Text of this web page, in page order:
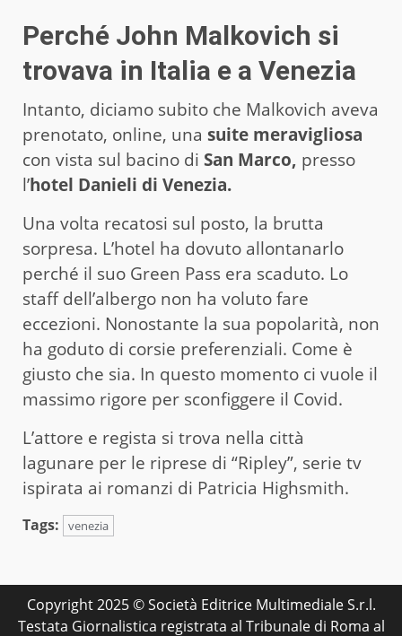
Perché John Malkovich si
trovava in Italia e a Venezia
Intanto, diciamo subito che Malkovich aveva
prenotato, online, una suite meravigliosa
con vista sul bacino di San Marco, presso
l’hotel Danieli di Venezia.
Una volta recatosi sul posto, la brutta
sorpresa. L’hotel ha dovuto allontanarlo
perché il suo Green Pass era scaduto. Lo
staff dell’albergo non ha voluto fare
eccezioni. Nonostante la sua popolarità, non
ha goduto di corsie preferenziali. Come è
giusto che sia. In questo momento ci vuole il
massimo rigore per sconfiggere il Covid.
L’attore e regista si trova nella città
lagunare per le riprese di “Ripley”, serie tv
ispirata ai romanzi di Patricia Highsmith.
Tags: venezia
Copyright 2025 © Società Editrice Multimediale S.r.l.
Testata Giornalistica registrata al Tribunale di Roma al